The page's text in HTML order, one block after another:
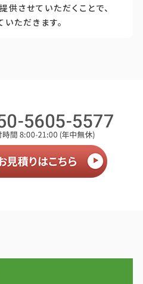
供させていただくことで、
ただきます。